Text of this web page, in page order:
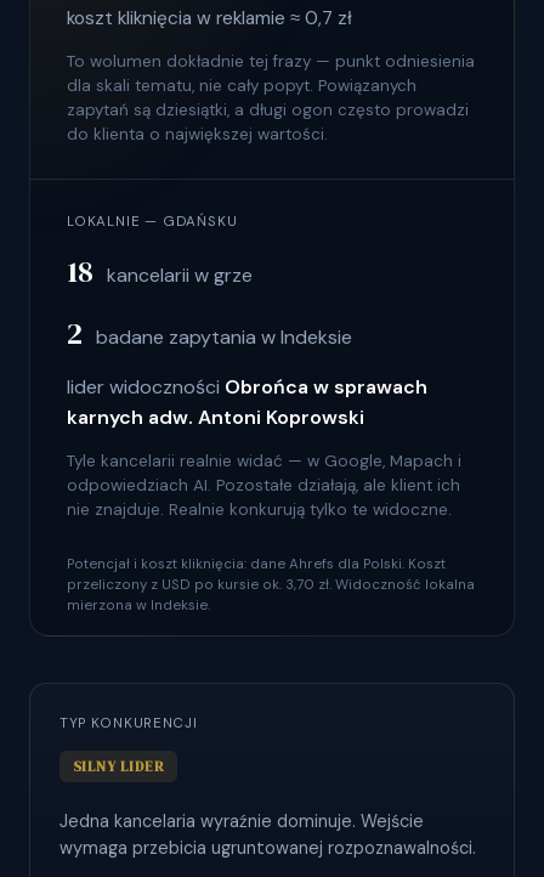
koszt kliknięcia w reklamie ≈ 0,7 zł
To wolumen dokładnie tej frazy — punkt odniesienia
dla skali tematu, nie cały popyt. Powiązanych
zapytań są dziesiątki, a długi ogon często prowadzi
do klienta o największej wartości.
LOKALNIE — GDAŃSKU
18 kancelarii w grze
2 badane zapytania w Indeksie
lider widoczności Obrońca w sprawach
karnych adw. Antoni Koprowski
Tyle kancelarii realnie widać — w Google, Mapach i
odpowiedziach AI. Pozostałe działają, ale klient ich
nie znajduje. Realnie konkurują tylko te widoczne.
Potencjał i koszt kliknięcia: dane Ahrefs dla Polski. Koszt
przeliczony z USD po kursie ok. 3,70 zł. Widoczność lokalna
mierzona w Indeksie.
TYP KONKURENCJI
SILNY LIDER
Jedna kancelaria wyraźnie dominuje. Wejście
wymaga przebicia ugruntowanej rozpoznawalności.